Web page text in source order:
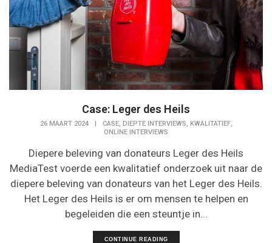
Case: Leger des Heils
26 MAART 2024 | CASE, DIEPTE INTERVIEWS, KWALITATIEF,
ONLINE INTERVIEWS
Diepere beleving van donateurs Leger des Heils
MediaTest voerde een kwalitatief onderzoek uit naar de
diepere beleving van donateurs van het Leger des Heils.
Het Leger des Heils is er om mensen te helpen en
begeleiden die een steuntje in...
CONTINUE READING